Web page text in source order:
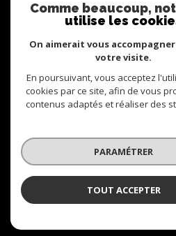
nous
nous
© 2026 | Tous droits réservés |
Nos honoraires
Plan du site Mentions
Comme beaucoup,
utilise les
On aimerait vous
votre visite.
En poursuivant, vous acceptez
cookies par ce site, afin de vous
contenus adaptés et réaliser des
PARAMÉTRER
TOUT ACCEPTER